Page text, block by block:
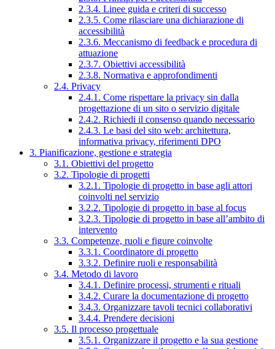
2.3.4. Linee guida e criteri di successo
2.3.5. Come rilasciare una dichiarazione di
accessibilità
2.3.6. Meccanismo di feedback e procedura di
attuazione
2.3.7. Obiettivi accessibilità
2.3.8. Normativa e approfondimenti
2.4. Privacy
2.4.1. Come rispettare la privacy sin dalla
progettazione di un sito o servizio digitale
2.4.2. Richiedi il consenso quando necessario
2.4.3. Le basi del sito web: architettura,
informativa privacy, riferimenti DPO
3. Pianificazione, gestione e strategia
3.1. Obiettivi del progetto
3.2. Tipologie di progetti
3.2.1. Tipologie di progetto in base agli attori
coinvolti nel servizio
3.2.2. Tipologie di progetto in base al focus
3.2.3. Tipologie di progetto in base all’ambito di
intervento
3.3. Competenze, ruoli e figure coinvolte
3.3.1. Coordinatore di progetto
3.3.2. Definire ruoli e responsabilità
3.4. Metodo di lavoro
3.4.1. Definire processi, strumenti e rituali
3.4.2. Curare la documentazione di progetto
3.4.3. Organizzare tavoli tecnici collaborativi
3.4.4. Prendere decisioni
3.5. Il processo progettuale
3.5.1. Organizzare il progetto e la sua gestione